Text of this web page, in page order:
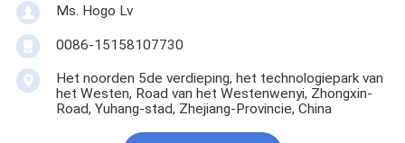
Ms. Hogo Lv
0086-15158107730
Het noorden 5de verdieping, het technologiepark van
het Westen, Road van het Westenwenyi, Zhongxin-
Road, Yuhang-stad, Zhejiang-Provincie, China